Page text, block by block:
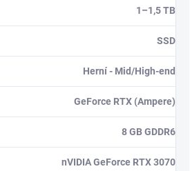
1–1,5 TB
SSD
Herní - Mid/High-end
GeForce RTX (Ampere)
8 GB GDDR6
nVIDIA GeForce RTX 3070